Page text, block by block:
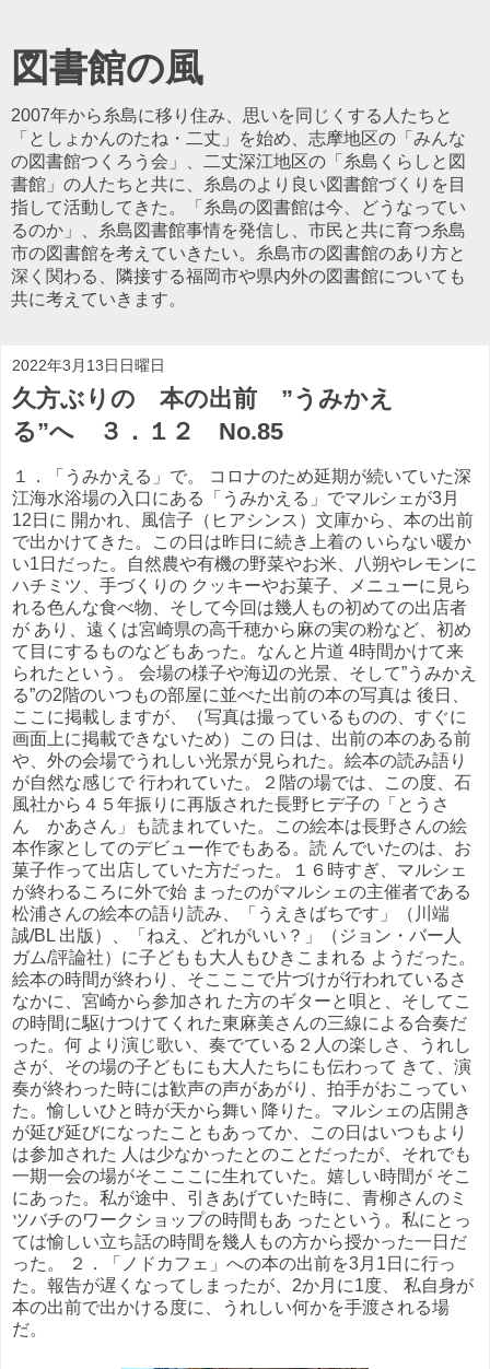
図書館の風
2007年から糸島に移り住み、思いを同じくする人たちと
「としょかんのたね・二丈」を始め、志摩地区の「みんな
の図書館つくろう会」、二丈深江地区の「糸島くらしと図
書館」の人たちと共に、糸島のより良い図書館づくりを目
指して活動してきた。「糸島の図書館は今、どうなってい
るのか」、糸島図書館事情を発信し、市民と共に育つ糸島
市の図書館を考えていきたい。糸島市の図書館のあり方と
深く関わる、隣接する福岡市や県内外の図書館についても
共に考えていきます。
2022年3月13日日曜日
久方ぶりの 本の出前 ”うみかえ
る”へ ３．１２ No.85
１．「うみかえる」で。 コロナのため延期が続いていた深
江海水浴場の入口にある「うみかえる」でマルシェが3月
12日に 開かれ、風信子（ヒアシンス）文庫から、本の出前
で出かけてきた。この日は昨日に続き上着の いらない暖か
い1日だった。自然農や有機の野菜やお米、八朔やレモンに
ハチミツ、手づくりの クッキーやお菓子、メニューに見ら
れる色んな食べ物、そして今回は幾人もの初めての出店者
が あり、遠くは宮崎県の高千穂から麻の実の粉など、初め
て目にするものなどもあった。なんと片道 4時間かけて来
られたという。 会場の様子や海辺の光景、そして”うみかえ
る”の2階のいつもの部屋に並べた出前の本の写真は 後日、
ここに掲載しますが、（写真は撮っているものの、すぐに
画面上に掲載できないため）この 日は、出前の本のある前
や、外の会場でうれしい光景が見られた。絵本の読み語り
が自然な感じで 行われていた。２階の場では、この度、石
風社から４５年振りに再版された長野ヒデ子の「とうさ
ん かあさん」も読まれていた。この絵本は長野さんの絵
本作家としてのデビュー作でもある。読 んでいたのは、お
菓子作って出店していた方だった。１６時すぎ、マルシェ
が終わるころに外で始 まったのがマルシェの主催者である
松浦さんの絵本の語り読み、「うえきばちです」（川端
誠/BL 出版）、「ねえ、どれがいい？」（ジョン・バー人
ガム/評論社）に子どもも大人もひきこまれる ようだった。
絵本の時間が終わり、そこここで片づけが行われているさ
なかに、宮崎から参加され た方のギターと唄と、そしてこ
の時間に駆けつけてくれた東麻美さんの三線による合奏だ
った。何 より演じ歌い、奏でている２人の楽しさ、うれし
さが、その場の子どもにも大人たちにも伝わって きて、演
奏が終わった時には歓声の声があがり、拍手がおこってい
た。愉しいひと時が天から舞い 降りた。マルシェの店開き
が延び延びになったこともあってか、この日はいつもより
は参加された 人は少なかったとのことだったが、それでも
一期一会の場がそこここに生れていた。嬉しい時間が そこ
にあった。私が途中、引きあげていた時に、青柳さんのミ
ツバチのワークショップの時間もあ ったという。私にとっ
ては愉しい立ち話の時間を幾人もの方から授かった一日だ
った。 ２．「ノドカフェ」への本の出前を3月1日に行っ
た。報告が遅くなってしまったが、2か月に1度、 私自身が
本の出前で出かける度に、うれしい何かを手渡される場
だ。